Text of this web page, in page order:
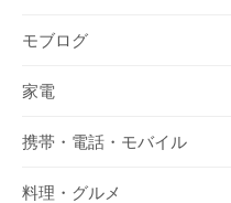
モブログ
家電
携帯・電話・モバイル
料理・グルメ